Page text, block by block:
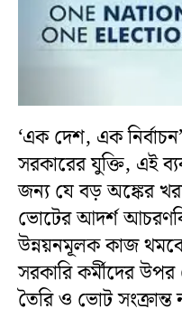
‘এক দেশ, এক
সরকারের যুক্তি, এই
জন্য যে বড় অঙ্কের
ভোটের আদর্শ
উন্নয়নমূলক কাজ
সরকারি কর্মীদের
তৈরি ও ভোট সংক্রান্ত